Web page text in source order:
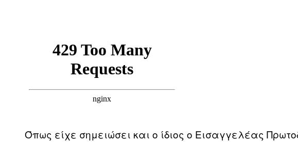
Όπως είχε σημειώσει και ο ίδιος ο Εισαγγελέας